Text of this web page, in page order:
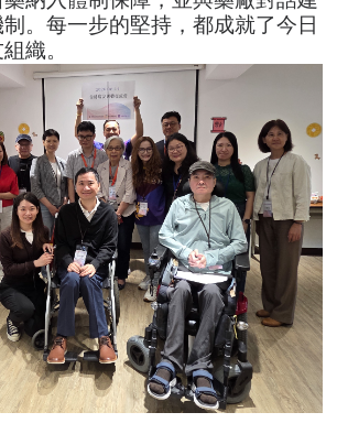
。每一步的堅持，都成就了今日
織。